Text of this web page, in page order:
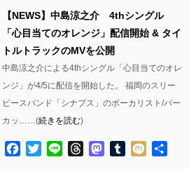
【NEWS】中島涼之介 4thシングル
「心目当てのオレンジ」配信開始 & タイ
トルトラックのMVを公開
中島涼之介による4thシングル「心目当てのオレ
ンジ」が4/5に配信を開始した。 福岡のスリー
ピースバンド「シナプス」のボーカリスト/パー
カッ……(続きを読む)
Facebook
TwitterLine ThreadsMastodon
Tumblr
Mixi